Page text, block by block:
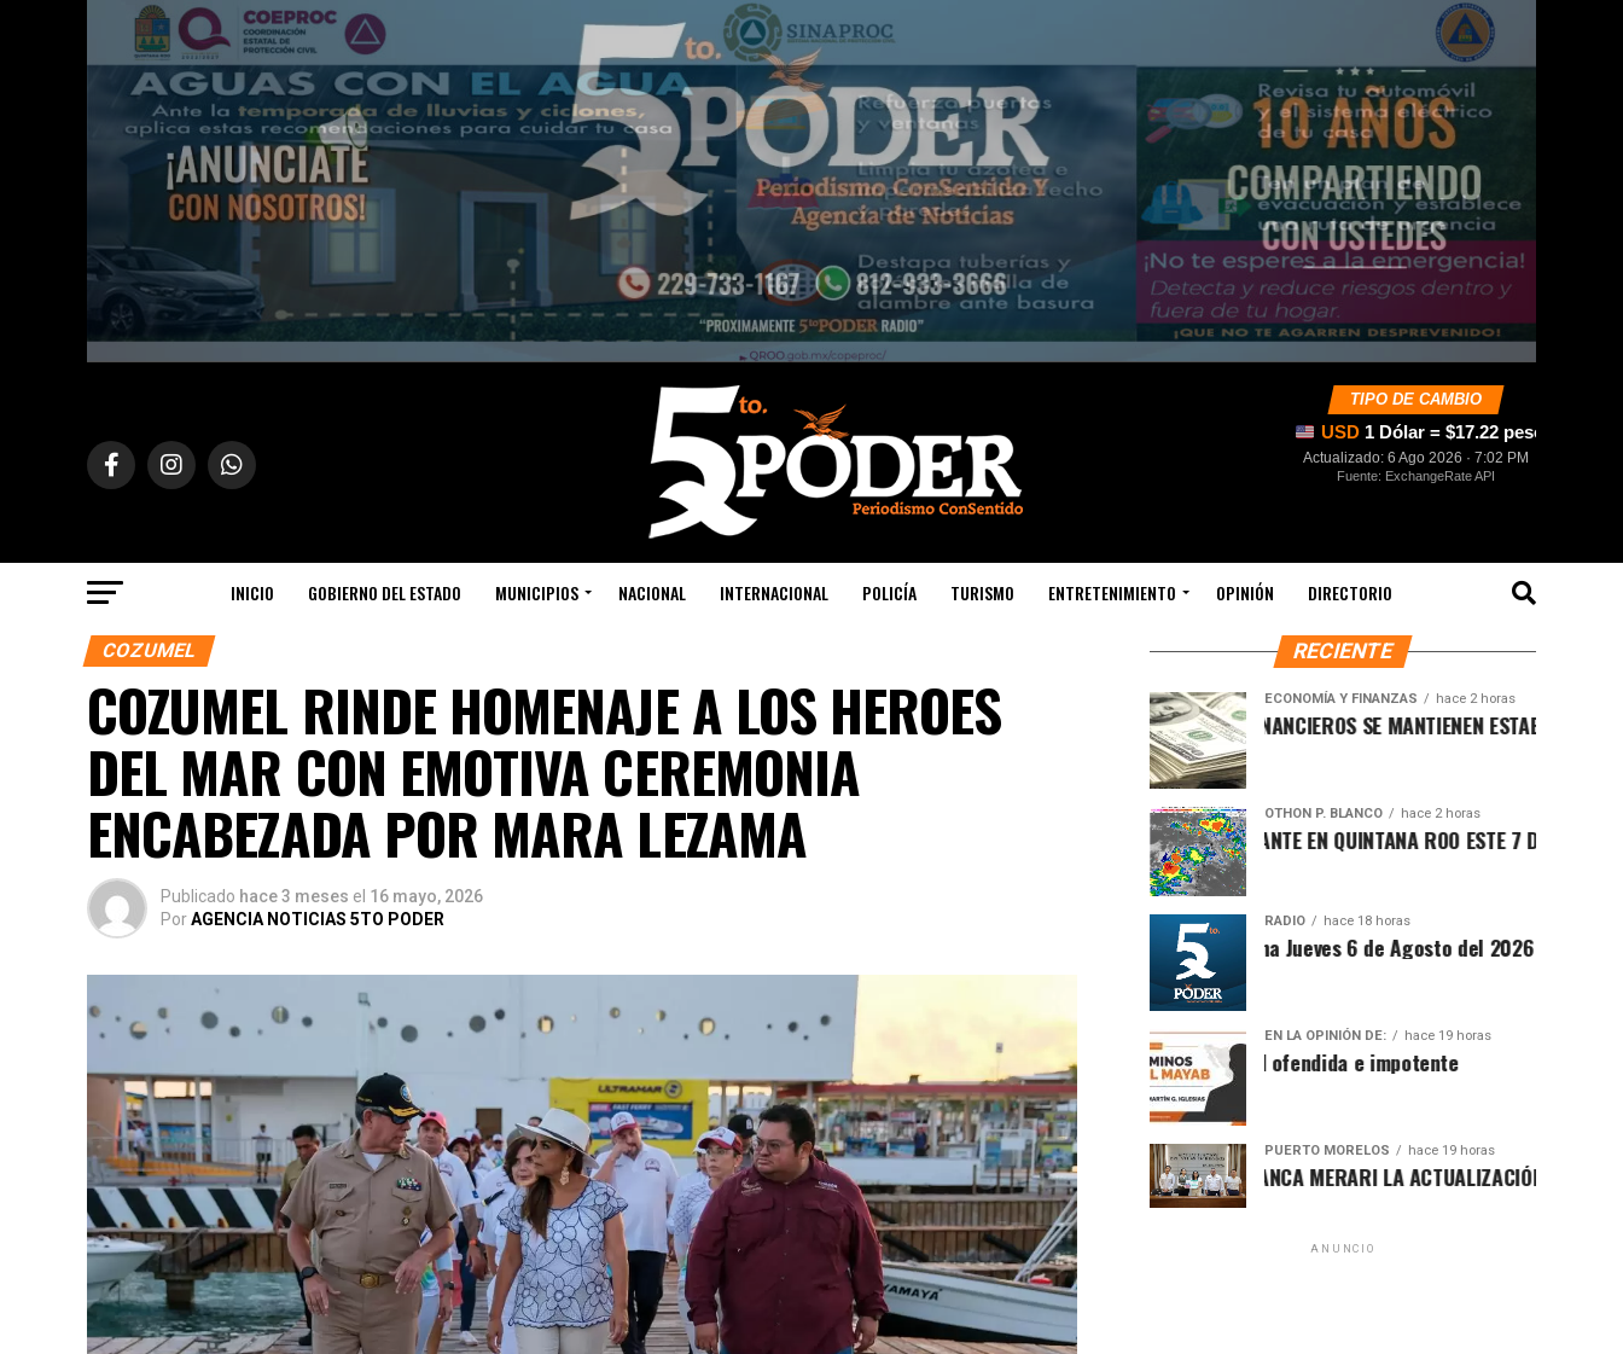
TIPO DE CAMBIO
USD 1 Dólar = $17.22 pesos
Actualizado: 6 Ago 2026 · 7:02 PM
Fuente: ExchangeRate API
INICIO GOBIERNO DEL ESTADO MUNICIPIOS NACIONAL INTERNACIONAL POLICÍA TURISMO ENTRETENIMIENTO OPINIÓN DIRECTORIO
COZUMEL
COZUMEL RINDE HOMENAJE A LOS HEROES
DEL MAR CON EMOTIVA CEREMONIA
ENCABEZADA POR MARA LEZAMA
Publicado hace 3 meses el 16 mayo, 2026
PorAGENCIA NOTICIAS 5TO PODER
RECIENTE
ECONOMÍA Y FINANZAS hace 2 horas
MERCADOS FINANCIEROS SE MANTIENEN ESTABLES
OTHON P. BLANCO hace 2 horas
CLIMA SOFOCANTE EN QUINTANA ROO ESTE 7 DE AGOSTO DE
RADIO hace 18 horas
Síntesis Matutina Jueves 6 de Agosto del 2026
EN LA OPINIÓN DE: hace 19 horas
Sociedad ofendida e impotente
PUERTO MORELOS hace 19 horas
PRESENTA BLANCA MERARI LA ACTUALIZACIÓN DEL ATLAS DE
ANUNCIO